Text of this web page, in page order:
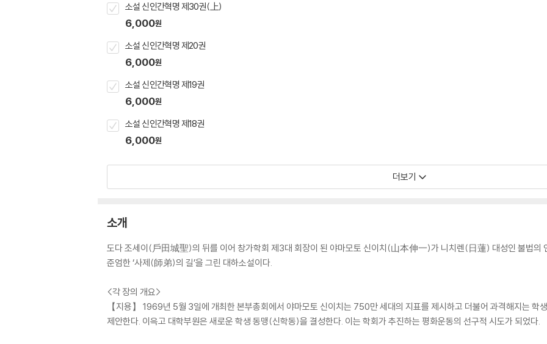
소설 신인간혁명 제30권(上)
6,000원
소설 신인간혁명 제20권
6,000원
소설 신인간혁명 제19권
6,000원
소설 신인간혁명 제18권
6,000원
더보기
소개
도다 조세이(戶田城聖)의 뒤를 이어 창가학회 제3대 회장이 된 야마모토 신이치(山本伸一)가 니치렌(日蓮) 대성인 불법의
준엄한 ‘사제(師弟)의 길’을 그린 대하소설이다.
<각 장의 개요>
【지용】 1969년 5월 3일에 개최한 본부총회에서 야마모토 신이치는 750만 세대의 지표를 제시하고 더불어 과격해지는 학
제안한다. 이윽고 대학부원은 새로운 학생 동맹(신학동)을 결성한다. 이는 학회가 추진하는 평화운동의 선구적 시도가 되었다.